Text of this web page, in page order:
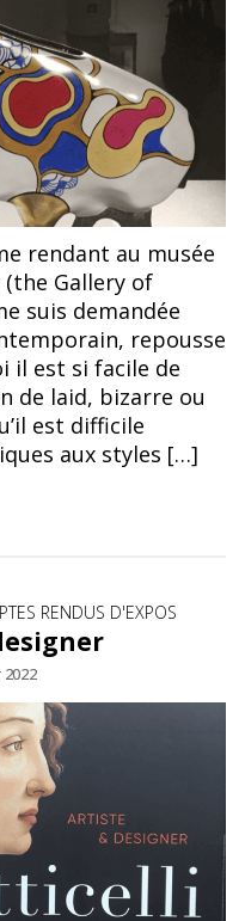
rendant au musée
(the Gallery of
suis demandée
repousse
il est si facile de
de laid, bizarre ou
est difficile
aux styles […]
RENDUS D'EXPOS